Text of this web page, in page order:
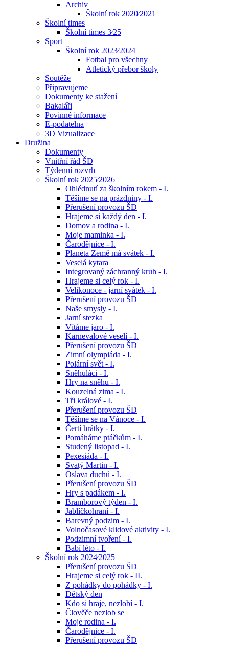
Archiv
Školní rok 2020⁄2021
Školní times
Školní times 3⁄25
Sport
Školní rok 2023⁄2024
Fotbal pro všechny
Atletický přebor školy
Soutěže
Připravujeme
Dokumenty ke stažení
Bakaláři
Povinné informace
E-podatelna
3D Vizualizace
Družina
Dokumenty
Vnitřní řád ŠD
Týdenní rozvrh
Školní rok 2025⁄2026
Ohlédnutí za školním rokem - I.
Těšíme se na prázdniny - I.
Přerušení provozu ŠD
Hrajeme si každý den - I.
Domov a rodina - I.
Moje maminka - I.
Čarodějnice - I.
Planeta Země má svátek - I.
Veselá kytara
Integrovaný záchranný kruh - I.
Hrajeme si celý rok - I.
Velikonoce - jarní svátek - I.
Přerušení provozu ŠD
Naše smysly - I.
Jarní stezka
Vítáme jaro - I.
Karnevalové veselí - I.
Přerušení provozu ŠD
Zimní olympiáda - I.
Polární svět - I.
Sněhuláci - I.
Hry na sněhu - I.
Kouzelná zima - I.
Tři králové - I.
Přerušení provozu ŠD
Těšíme se na Vánoce - I.
Čertí hrátky - I.
Pomáháme ptáčkům - I.
Studený listopad - I.
Pexesiáda - I.
Svatý Martin - I.
Oslava duchů - I.
Přerušení provozu ŠD
Hry s padákem - I.
Bramborový týden - I.
Jablíčkohraní - I.
Barevný podzim - I.
Volnočasové klidové aktivity - I.
Podzimní tvoření - I.
Babí léto - I.
Školní rok 2024⁄2025
Přerušení provozu ŠD
Hrajeme si celý rok - II.
Z pohádky do pohádky - I.
Dětský den
Kdo si hraje, nezlobí - I.
Člověče nezlob se
Moje rodina - I.
Čarodějnice - I.
Přerušení provozu ŠD